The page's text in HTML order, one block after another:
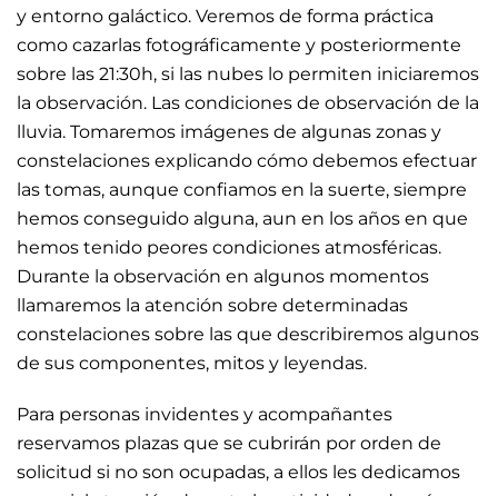
y entorno galáctico. Veremos de forma práctica
como cazarlas fotográficamente y posteriormente
sobre las 21:30h, si las nubes lo permiten iniciaremos
la observación. Las condiciones de observación de la
lluvia. Tomaremos imágenes de algunas zonas y
constelaciones explicando cómo debemos efectuar
las tomas, aunque confiamos en la suerte, siempre
hemos conseguido alguna, aun en los años en que
hemos tenido peores condiciones atmosféricas.
Durante la observación en algunos momentos
llamaremos la atención sobre determinadas
constelaciones sobre las que describiremos algunos
de sus componentes, mitos y leyendas.
Para personas invidentes y acompañantes
reservamos plazas que se cubrirán por orden de
solicitud si no son ocupadas, a ellos les dedicamos